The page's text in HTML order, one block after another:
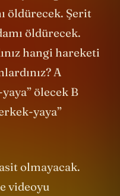
yok. Eğer düz
öldürecek. Şerit
öldürecek.
hangi hareketi
A
ölecek B
yaya”
olmayacak.